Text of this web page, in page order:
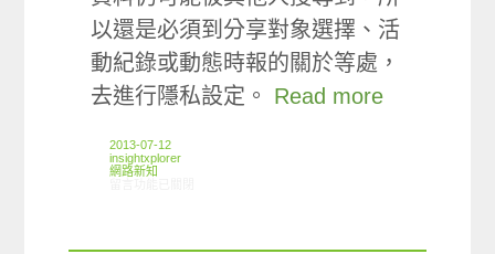
以還是必須到分享對象選擇、活
動紀錄或動態時報的關於等處，
去進行隱私設定。 Read more
2013-07-12
insightxplorer
網路新知